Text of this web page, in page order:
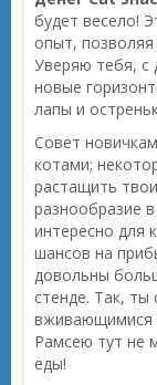
будет весело!
опыт,
Уверяю тебя, с
новые
лапы и
Совет
котами;
растащить
разнообразие
интересно для
шансов на
довольны
стенде. Так,
вживающимися
Рамсею тут не
еды!